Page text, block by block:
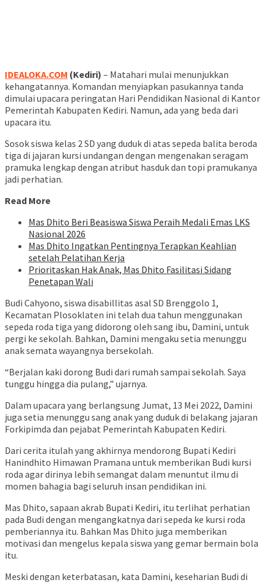
IDEALOKA.COM (Kediri) – Matahari mulai menunjukkan
kehangatannya. Komandan menyiapkan pasukannya tanda
dimulai upacara peringatan Hari Pendidikan Nasional di Kantor
Pemerintah Kabupaten Kediri. Namun, ada yang beda dari
upacara itu.
Sosok siswa kelas 2 SD yang duduk di atas sepeda balita beroda
tiga di jajaran kursi undangan dengan mengenakan seragam
pramuka lengkap dengan atribut hasduk dan topi pramukanya
jadi perhatian.
Read More
Mas Dhito Beri Beasiswa Siswa Peraih Medali Emas LKS
Nasional 2026
Mas Dhito Ingatkan Pentingnya Terapkan Keahlian
setelah Pelatihan Kerja
Prioritaskan Hak Anak, Mas Dhito Fasilitasi Sidang
Penetapan Wali
Budi Cahyono, siswa disabillitas asal SD Brenggolo 1,
Kecamatan Plosoklaten ini telah dua tahun menggunakan
sepeda roda tiga yang didorong oleh sang ibu, Damini, untuk
pergi ke sekolah. Bahkan, Damini mengaku setia menunggu
anak semata wayangnya bersekolah.
“Berjalan kaki dorong Budi dari rumah sampai sekolah. Saya
tunggu hingga dia pulang,” ujarnya.
Dalam upacara yang berlangsung Jumat, 13 Mei 2022, Damini
juga setia menunggu sang anak yang duduk di belakang jajaran
Forkipimda dan pejabat Pemerintah Kabupaten Kediri.
Dari cerita itulah yang akhirnya mendorong Bupati Kediri
Hanindhito Himawan Pramana untuk memberikan Budi kursi
roda agar dirinya lebih semangat dalam menuntut ilmu di
momen bahagia bagi seluruh insan pendidikan ini.
Mas Dhito, sapaan akrab Bupati Kediri, itu terlihat perhatian
pada Budi dengan mengangkatnya dari sepeda ke kursi roda
pemberiannya itu. Bahkan Mas Dhito juga memberikan
motivasi dan mengelus kepala siswa yang gemar bermain bola
itu.
Meski dengan keterbatasan, kata Damini, keseharian Budi di